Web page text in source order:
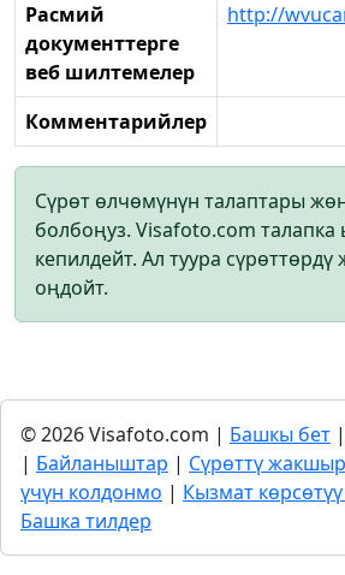
Расмий
документтерге
веб шилтемелер
http://
Комментарийлер
Сүрөт өлчөмүнүн талаптары
болбоңуз. Visafoto.com талапка
кепилдейт. Ал туура
оңдойт.
© 2026 Visafoto.com | Башкы бет |
| Байланыштар | Сүрөттү
үчүн колдонмо | Кызмат
Башка тилдер